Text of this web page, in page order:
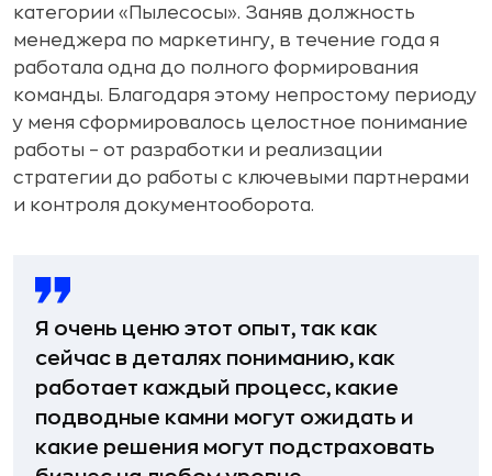
категории «Пылесосы». Заняв должность
менеджера по маркетингу, в течение года я
работала одна до полного формирования
команды. Благодаря этому непростому периоду
у меня сформировалось целостное понимание
работы – от разработки и реализации
стратегии до работы с ключевыми партнерами
и контроля документооборота.
Я очень ценю этот опыт, так как
сейчас в деталях пониманию, как
работает каждый процесс, какие
подводные камни могут ожидать и
какие решения могут подстраховать